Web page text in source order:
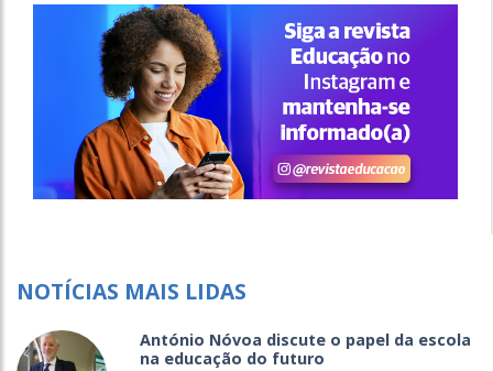
NOTÍCIAS MAIS LIDAS
António Nóvoa discute o papel da escola
na educação do futuro